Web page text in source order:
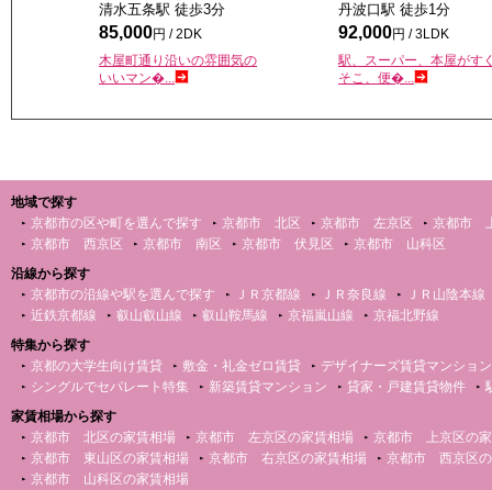
清水五条駅 徒歩3分
85,000円 / 2DK
木屋町通り沿いの雰囲気の
いいマン�...
丹波口駅 徒歩1分
92,000円 / 3LDK
駅、スーパー、本屋がす
そこ、便�...
地域で探す
京都市の区や町を選んで探す
京都市 北区 京都市 左京区
京都市
京都市 西京区
京都市 南区 京都市 伏見区
京都市 山科区
沿線から探す
京都市の沿線や駅を選んで探す
ＪＲ京都線 ＪＲ奈良線
ＪＲ山陰本線
近鉄京都線
叡山叡山線 叡山鞍馬線 京福嵐山線
京福北野線
特集から探す
京都の大学生向け賃貸
敷金・礼金ゼロ賃貸
デザイナーズ賃貸マンション
シングルでセパレート特集
新築賃貸マンション 貸家・戸建賃貸物件
家賃相場から探す
京都市 北区の家賃相場
京都市 左京区の家賃相場
京都市 上京区の
京都市 東山区の家賃相場
京都市 右京区の家賃相場
京都市 西京区
京都市 山科区の家賃相場